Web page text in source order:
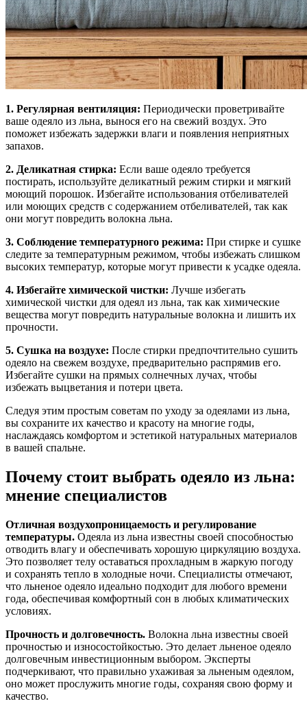
1. Регулярная вентиляция: Периодически проветривайте
ваше одеяло из льна, вынося его на свежий воздух. Это
поможет избежать задержки влаги и появления неприятных
запахов.
2. Деликатная стирка: Если ваше одеяло требуется
постирать, используйте деликатный режим стирки и мягкий
моющий порошок. Избегайте использования отбеливателей
или моющих средств с содержанием отбеливателей, так как
они могут повредить волокна льна.
3. Соблюдение температурного режима: При стирке и сушке
следите за температурным режимом, чтобы избежать слишком
высоких температур, которые могут привести к усадке одеяла.
4. Избегайте химической чистки: Лучше избегать
химической чистки для одеял из льна, так как химические
вещества могут повредить натуральные волокна и лишить их
прочности.
5. Сушка на воздухе: После стирки предпочтительно сушить
одеяло на свежем воздухе, предварительно распрямив его.
Избегайте сушки на прямых солнечных лучах, чтобы
избежать выцветания и потери цвета.
Следуя этим простым советам по уходу за одеялами из льна,
вы сохраните их качество и красоту на многие годы,
наслаждаясь комфортом и эстетикой натуральных материалов
в вашей спальне.
Почему стоит выбрать одеяло из льна:
мнение специалистов
Отличная воздухопроницаемость и регулирование
температуры. Одеяла из льна известны своей способностью
отводить влагу и обеспечивать хорошую циркуляцию воздуха.
Это позволяет телу оставаться прохладным в жаркую погоду
и сохранять тепло в холодные ночи. Специалисты отмечают,
что льненое одеяло идеально подходит для любого времени
года, обеспечивая комфортный сон в любых климатических
условиях.
Прочность и долговечность. Волокна льна известны своей
прочностью и износостойкостью. Это делает льненое одеяло
долговечным инвестиционным выбором. Эксперты
подчеркивают, что правильно ухаживая за льненым одеялом,
оно может прослужить многие годы, сохраняя свою форму и
качество.